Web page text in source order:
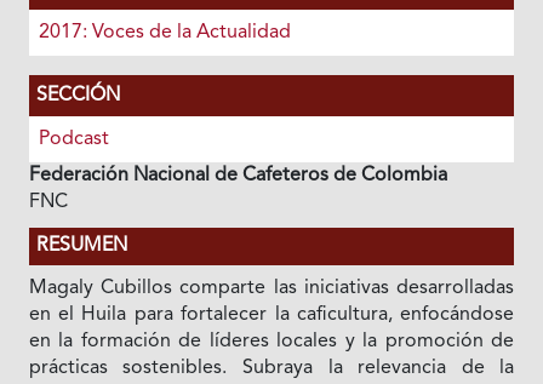
2017: Voces de la Actualidad
SECCIÓN
Podcast
Federación Nacional de Cafeteros de Colombia
FNC
RESUMEN
Magaly Cubillos comparte las iniciativas desarrolladas
en el Huila para fortalecer la caficultura, enfocándose
en la formación de líderes locales y la promoción de
prácticas sostenibles. Subraya la relevancia de la